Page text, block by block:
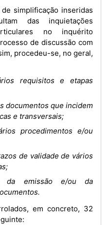
das inquietações
no inquérito
de discussão com
procedeu-se, no geral,
requisitos e etapas
documentos que incidem
e transversais;
procedimentos e/ou
de validade de vários
da emissão e/ou da